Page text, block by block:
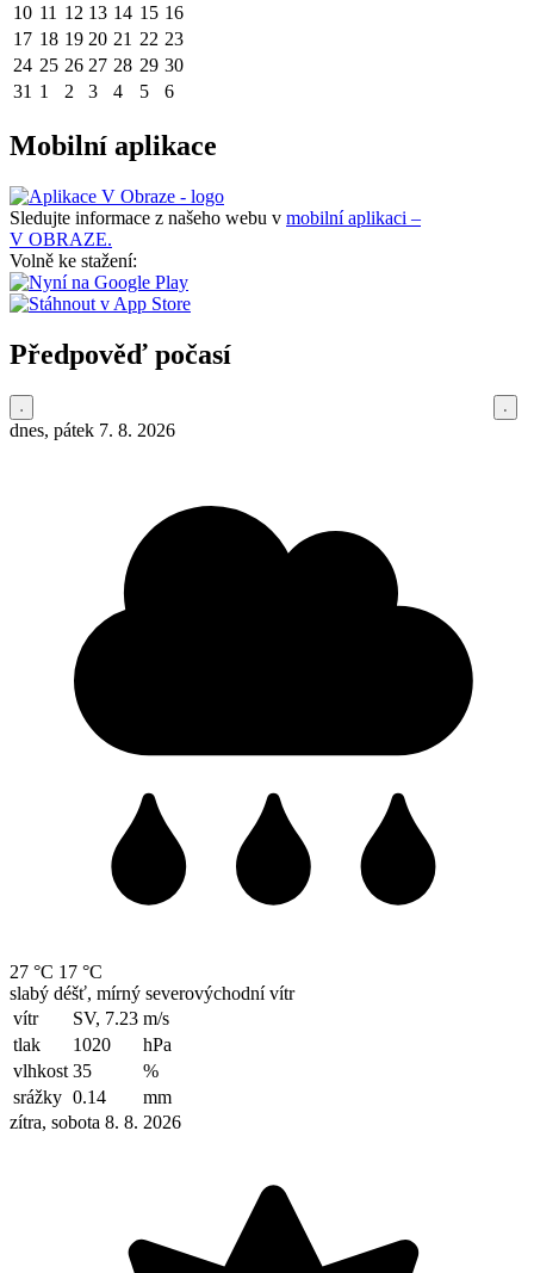
10 11 12 13 14 15 16
17 18 19 20 21 22 23
24 25 26 27 28 29 30
31 1 2 3 4 5 6
Mobilní aplikace
Sledujte informace z našeho webu v mobilní aplikaci –
V OBRAZE.
Volně ke stažení:
Předpověď počasí
dnes, pátek 7. 8. 2026
27 °C 17 °C
slabý déšť, mírný severovýchodní vítr
vítr
SV, 7.23 m/s
tlak
1020
hPa
vlhkost 35
%
srážky 0.14
mm
zítra, sobota 8. 8. 2026